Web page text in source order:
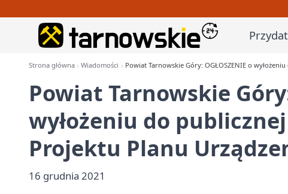
Strona główna Wiadomości Powiat Tarnowskie Góry: OGŁOSZENIE o
Powiat Tarnowskie
wyłożeniu do
Projektu Planu
16 grudnia 2021